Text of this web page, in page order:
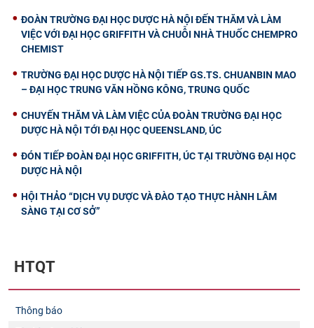
ĐOÀN TRƯỜNG ĐẠI HỌC DƯỢC HÀ NỘI ĐẾN THĂM VÀ LÀM
VIỆC VỚI ĐẠI HỌC GRIFFITH VÀ CHUỖI NHÀ THUỐC CHEMPRO
CHEMIST
TRƯỜNG ĐẠI HỌC DƯỢC HÀ NỘI TIẾP GS.TS. CHUANBIN MAO
– ĐẠI HỌC TRUNG VĂN HỒNG KÔNG, TRUNG QUỐC
CHUYẾN THĂM VÀ LÀM VIỆC CỦA ĐOÀN TRƯỜNG ĐẠI HỌC
DƯỢC HÀ NỘI TỚI ĐẠI HỌC QUEENSLAND, ÚC
ĐÓN TIẾP ĐOÀN ĐẠI HỌC GRIFFITH, ÚC TẠI TRƯỜNG ĐẠI HỌC
DƯỢC HÀ NỘI
HỘI THẢO “DỊCH VỤ DƯỢC VÀ ĐÀO TẠO THỰC HÀNH LÂM
SÀNG TẠI CƠ SỞ”
HTQT
Thông báo